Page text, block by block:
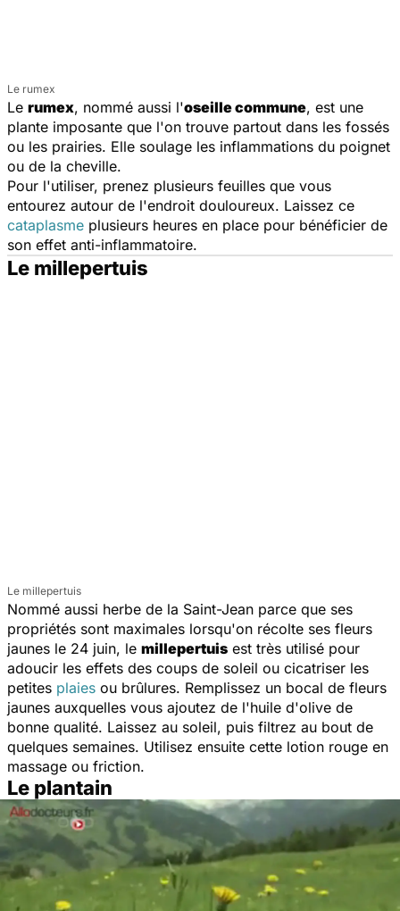
Le rumex
Le rumex, nommé aussi l'oseille commune, est une
plante imposante que l'on trouve partout dans les fossés
ou les prairies. Elle soulage les inflammations du poignet
ou de la cheville.
Pour l'utiliser, prenez plusieurs feuilles que vous
entourez autour de l'endroit douloureux. Laissez ce
cataplasme plusieurs heures en place pour bénéficier de
son effet anti-inflammatoire.
Le millepertuis
Le millepertuis
Nommé aussi herbe de la Saint-Jean parce que ses
propriétés sont maximales lorsqu'on récolte ses fleurs
jaunes le 24 juin, le millepertuis est très utilisé pour
adoucir les effets des coups de soleil ou cicatriser les
petites plaies ou brûlures. Remplissez un bocal de fleurs
jaunes auxquelles vous ajoutez de l'huile d'olive de
bonne qualité. Laissez au soleil, puis filtrez au bout de
quelques semaines. Utilisez ensuite cette lotion rouge en
massage ou friction.
Le plantain